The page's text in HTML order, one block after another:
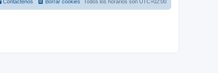
Todos los horarios son UTC+02:00
Borrar cookies
Contáctenos